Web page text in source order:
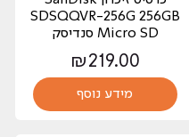
SDSQQVR-256G 256GB
Micro SD סנדיסק
₪ 219.00
מידע נוסף